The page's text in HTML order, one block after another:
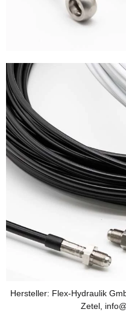
Hersteller: Flex-Hydraulik
Zetel,